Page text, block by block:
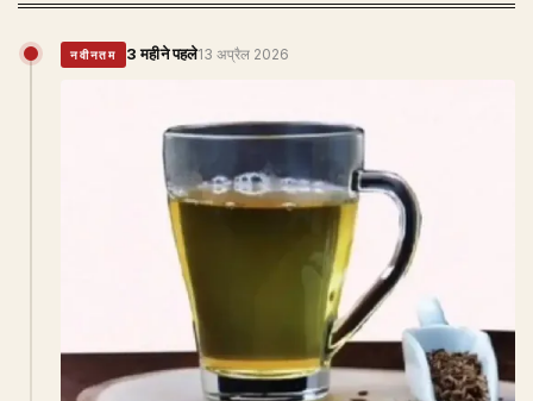
नवीनतम 3 महीने पहले13 अप्रैल 2026